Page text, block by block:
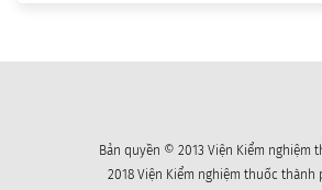
Bản quyền © 2013 Viện Kiểm nghiệm
2018 Viện Kiểm nghiệm thuốc thành